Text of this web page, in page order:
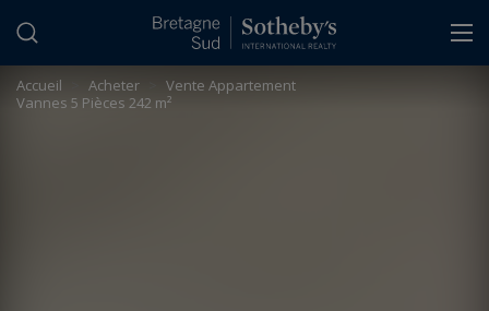
Accueil Acheter
Vente Appartement
Vannes 5 Pièces 242 m²